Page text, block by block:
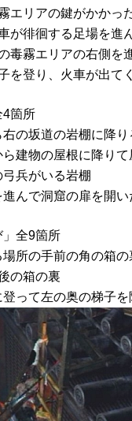
エリアの鍵がかかっ
が徘徊する足場を進
毒霧エリアの右側を
を登り、火車が出て
4箇所
の坂道の岩棚に降り
建物の屋根に降り
兵がいる岩棚
んで洞窟の扉を開
全9箇所
所の手前の角の箱の
の箱の裏
って左の奥の梯子